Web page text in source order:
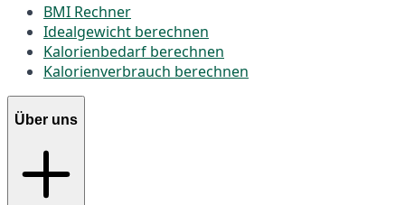
BMI Rechner
Idealgewicht berechnen
Kalorienbedarf berechnen
Kalorienverbrauch berechnen
Über uns